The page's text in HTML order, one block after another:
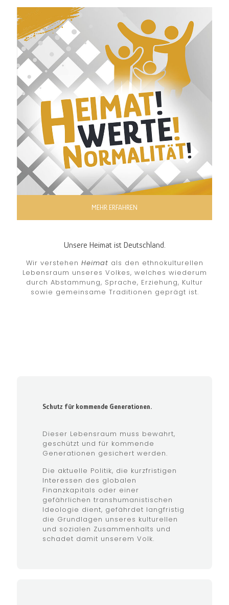
MEHR ERFAHREN
Unsere Heimat ist Deutschland.
Wir verstehen Heimat als den ethnokulturellen
Lebensraum unseres Volkes, welches wiederum
durch Abstammung, Sprache, Erziehung, Kultur
sowie gemeinsame Traditionen geprägt ist.
Schutz für kommende Generationen.
Dieser Lebensraum muss bewahrt,
geschützt und für kommende
Generationen gesichert werden.
Die aktuelle Politik, die kurzfristigen
Interessen des globalen
Finanzkapitals oder einer
gefährlichen transhumanistischen
Ideologie dient, gefährdet langfristig
die Grundlagen unseres kulturellen
und sozialen Zusammenhalts und
schadet damit unserem Volk.